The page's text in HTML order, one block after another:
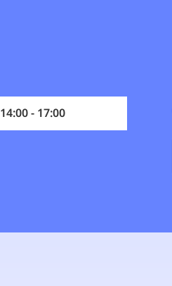
14:00 - 17:00